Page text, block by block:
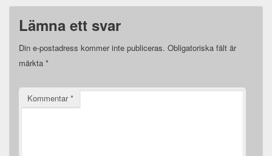
Lämna ett svar
Din e-postadress kommer inte publiceras. Obligatoriska fält är
märkta *
Kommentar*